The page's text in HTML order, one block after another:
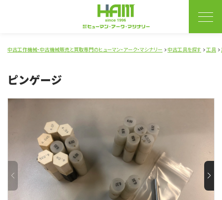
中古工作機械・中古機械販売と買取専門のヒューマン・アーク・マシナリー 中古工具を探す 工具
ピンゲージ